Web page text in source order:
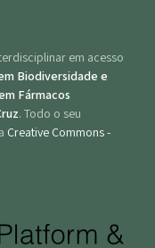
em acesso
Biodiversidade e
Fármacos
. Todo o seu
Creative Commons -